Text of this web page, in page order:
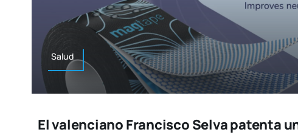
Salud
El valenciano Francisco Selva patenta